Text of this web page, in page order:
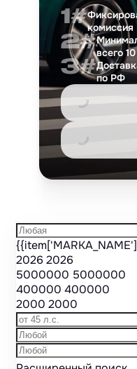
1#комиссия
2#всего
3#по РФ
20262026
5000000 5000000
400000400000
20002000